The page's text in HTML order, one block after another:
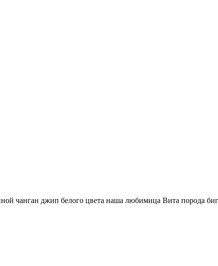
чанган джип белого цвета наша любимица Вита порода